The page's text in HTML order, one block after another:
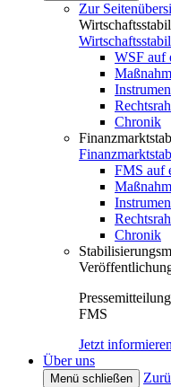
Zur
WSF auf
Chronik
FMS auf
Chronik
FMS
Jetzt informieren
Über uns
Menü schließen